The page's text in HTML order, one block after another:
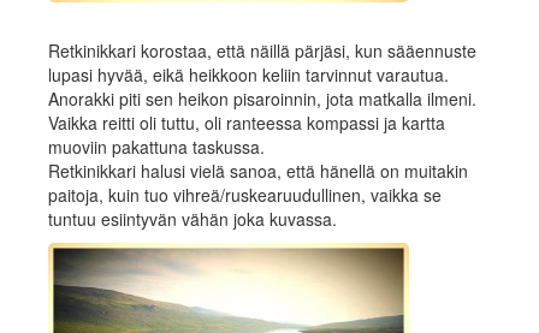
Retkinikkari korostaa, että näillä pärjäsi, kun sääennuste
lupasi hyvää, eikä heikkoon keliin tarvinnut varautua.
Anorakki piti sen heikon pisaroinnin, jota matkalla ilmeni.
Vaikka reitti oli tuttu, oli ranteessa kompassi ja kartta
muoviin pakattuna taskussa.
Retkinikkari halusi vielä sanoa, että hänellä on muitakin
paitoja, kuin tuo vihreä/ruskearuudullinen, vaikka se
tuntuu esiintyvän vähän joka kuvassa.